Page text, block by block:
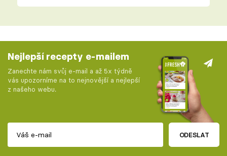
Nejlepší recepty e-mailem
Zanechte nám svůj e-mail a až 5x týdně
vás upozorníme na to nejnovější a nejlepší
z našeho webu.
ODESLAT